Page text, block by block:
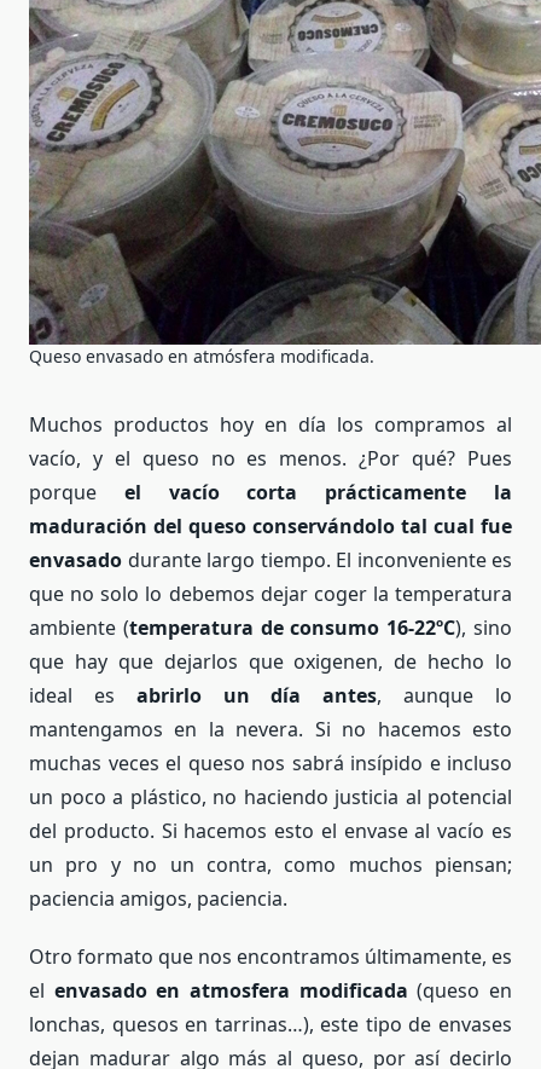
Queso envasado en atmósfera modificada.
Muchos productos hoy en día los compramos al
vacío, y el queso no es menos. ¿Por qué? Pues
porque el vacío corta prácticamente la
maduración del queso conservándolo tal cual fue
envasado durante largo tiempo. El inconveniente es
que no solo lo debemos dejar coger la temperatura
ambiente (temperatura de consumo 16-22ºC), sino
que hay que dejarlos que oxigenen, de hecho lo
ideal es abrirlo un día antes, aunque lo
mantengamos en la nevera. Si no hacemos esto
muchas veces el queso nos sabrá insípido e incluso
un poco a plástico, no haciendo justicia al potencial
del producto. Si hacemos esto el envase al vacío es
un pro y no un contra, como muchos piensan;
paciencia amigos, paciencia.
Otro formato que nos encontramos últimamente, es
el envasado en atmosfera modificada (queso en
lonchas, quesos en tarrinas…), este tipo de envases
dejan madurar algo más al queso, por así decirlo